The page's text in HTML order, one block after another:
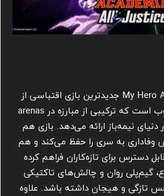
My Hero Academia: All’s Justice جدیدترین بازی اقتباسی از
سری مانگا و انیمه محبوب است که ترکیبی از مبارزه در arenas
نیمه‌باز ارائه می‌دهد. بازی هم
وفاداری به سری را حفظ می‌کند و هم
دسترس برای تازه‌کاران فراهم کرده
گیم‌پلی روان و چالش‌های تاکتیکی
تازگی و هیجان داشته باشد. علاوه